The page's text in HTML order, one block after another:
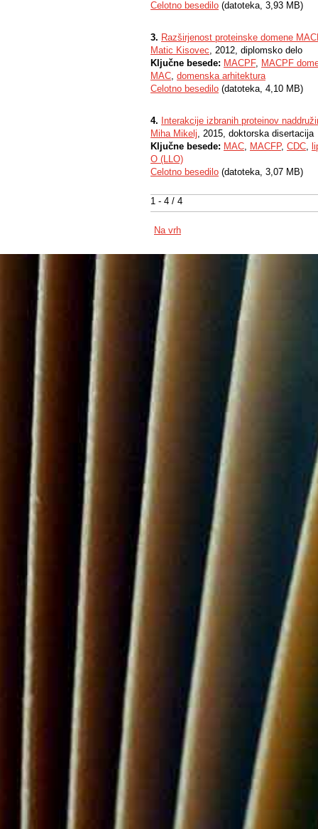
1 - 4 / 4
Celotno besedilo (datoteka, 3,93 MB)
3. Razširjenost proteinske domene
Matic Kisovec, 2012, diplomsko delo
Ključne besede: MACPF, MACPF
MAC, domenska arhitektura
Celotno besedilo (datoteka, 4,10 MB)
4. Interakcije izbranih proteinov
Miha Mikelj, 2015, doktorska disertacija
Ključne besede: MAC, MACFP, CDC,
O (LLO)
Celotno besedilo (datoteka, 3,07 MB)
Na vrh